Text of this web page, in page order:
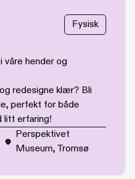
Fysisk
våre hender og
redesigne klær? Bli
perfekt for både
litt erfaring!
Perspektivet
Museum, Tromsø